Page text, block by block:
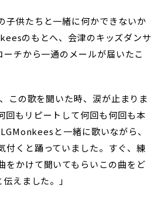
子供たちと一緒に何かできないか
のもとへ、会津のキッズダンサ
チから一通のメールが届いたこ
この歌を聞いた時、涙が止まりま
回もリピートして何回も何回も本
と一緒に歌いながら、
付くと踊っていました。すぐ、練
をかけて聞いてもらいこの曲をど
えました。」